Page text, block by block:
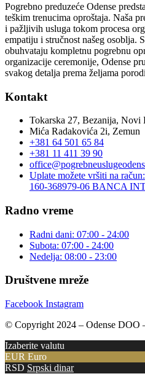
Pogrebno preduzeće Odense
teškim trenucima oproštaja. Naša
i pažljivih usluga tokom procesa
empatiju i stručnost našeg osoblja.
obuhvataju kompletnu pogrebnu
organizacije ceremonije, Odense
svakog detalja prema željama
Kontakt
Tokarska 27, Bezanija, Novi
Mića Radakovića 2i, Zemun
+381 64 501 65 84
+381 11 411 39 90
Uplate možete vršiti na račun:
160-368979-06 BANCA
Radno vreme
Radni dani: 07:00 - 24:00
Subota: 07:00 - 24:00
Nedelja: 08:00 - 23:00
Društvene mreže
Facebook Instagram
© Copyright 2024 – Odense DOO
Izaberite valutu
EUR Euro
RSD Srpski dinar